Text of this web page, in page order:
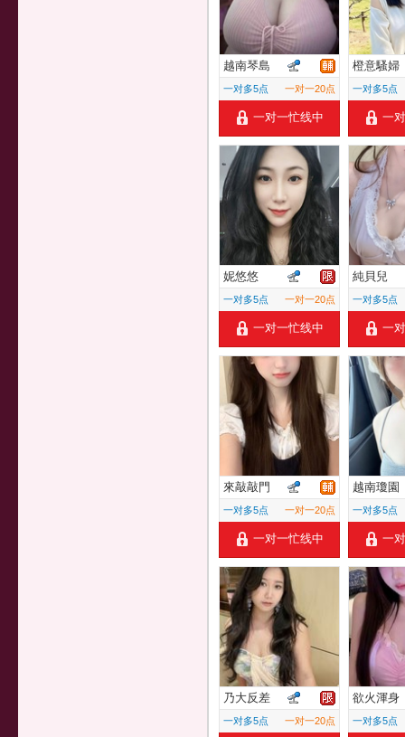
越南琴島
一对多5点 一对一20点
一对一忙线中
橙意騷婦
一对多5点
一
妮悠悠
一对多5点 一对一20点
一对一忙线中
純貝兒
一对多5点
一
來敲敲門
一对多5点 一对一20点
一对一忙线中
越南瓊園
一对多5点
一
乃大反差
一对多5点 一对一20点
欲火渾身
一对多5点